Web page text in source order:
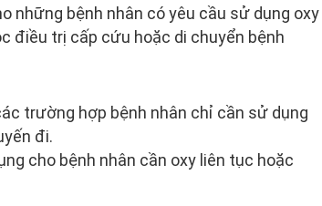
những bệnh nhân có yêu cầu sử dụng oxy
điều trị cấp cứu hoặc di chuyển bệnh
trường hợp bệnh nhân chỉ cần sử dụng
đi.
cho bệnh nhân cần oxy liên tục hoặc